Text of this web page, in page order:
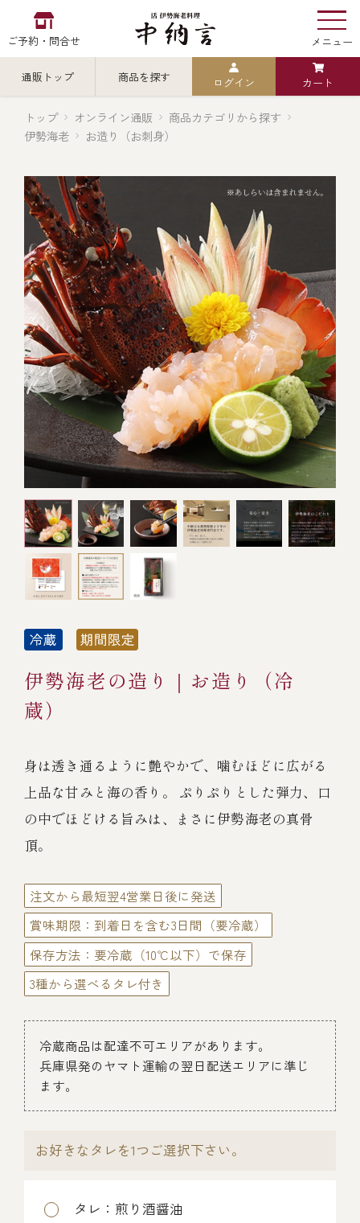
ご予約・問合せ メニュー
中納言の お食い初め
中納言の伊勢海老
用途・シーン
ご結婚式 1.5次会・
二次会
レストラン
オンライン通販
(造り/焼物/蒸し/ボイル伊勢海老)
(ごちそう重/誕生日重/還暦重/お食い初め重)
(生おせち/おせち冷凍)
(中納言/鉄板焼ひかり)
（中納言厨房）
弁当宅配・仕出し
鉄板焼 ひかり
製薬会社・MR
プライバシーポリシー
サイトマップ
通販トップ 商品を探す
カテゴリから探す
伊勢海老
全ての商品を見る
お造り（お刺身）
焼物
蒸し
ボイル伊勢海老
ごちそう重
全ての商品を見る
ごちそう重
還暦重
誕生日重
お食い初め重
おせち
全ての商品を見る
生おせち
おせち冷凍
海鮮鍋
海鮮ＢＢＱ
調味料
スープ・スープカレー
レストラン商品
鉄板焼ひかり
中納言
お弁当（冷凍）
その他
価格で探す
～￥2,999
￥3,000～￥4,999
￥5,000～￥9,999
￥10,000～￥14,999
￥15,000～￥19,999
ログイン カート
トップ オンライン通販
商品カテゴリから探す
伊勢海老
お造り（お刺身）
伊勢海老の造り｜お造り（冷
蔵）
身は透き通るように艶やかで、噛むほどに広がる
上品な甘みと海の香り。 ぷりぷりとした弾力、口
の中でほどける旨みは、まさに伊勢海老の真骨
頂。
注文から最短翌4営業日後に発送
賞味期限：到着日を含む3日間（要冷蔵）
保存方法：要冷蔵（10℃以下）で保存
3種から選べるタレ付き
冷蔵商品は配達不可エリアがあります。
兵庫県発のヤマト運輸の翌日配送エリアに準じ
ます。
お好きなタレを1つご選択下さい。
タレ：煎り酒醤油